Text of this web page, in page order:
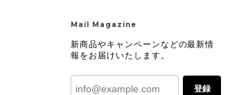
Mail Magazine
新商品やキャンペーンなどの最新情
報をお届けいたします。
登録